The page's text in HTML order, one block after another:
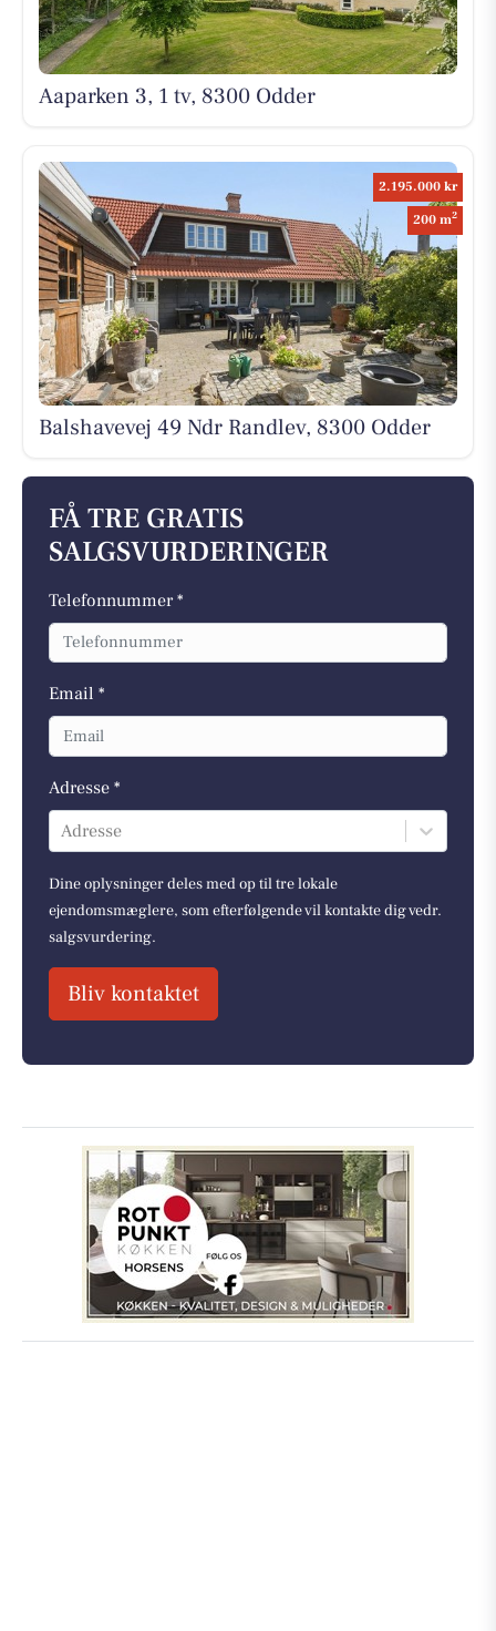
Aaparken 3, 1 tv, 8300 Odder
2.195.000 kr
200 m2
Balshavevej 49 Ndr Randlev, 8300 Odder
FÅ TRE GRATIS
SALGSVURDERINGER
Telefonnummer *
Email *
Adresse *
Adresse
Dine oplysninger deles med op til tre lokale
ejendomsmæglere, som efterfølgende vil kontakte dig vedr.
salgsvurdering.
Bliv kontaktet